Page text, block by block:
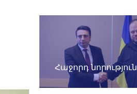
Հաջորդ նորություն